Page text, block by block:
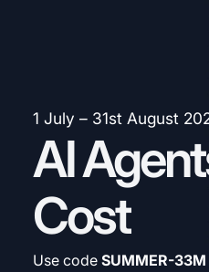
1 July – 31st August
AI
Cost
Use code SUMMER-33M